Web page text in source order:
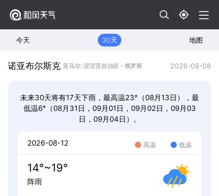
今天 30天 地图
诺亚布尔斯克 亚马尔-涅涅茨自治区 - 俄罗斯 2026-08-08
未来30天将有17天下雨，最高温23°（08月13日），最
低温6°（08月31日，09月01日，09月02日，09月03
日，09月04日）。
2026-08-12 高温 低温
14°~19°
阵雨